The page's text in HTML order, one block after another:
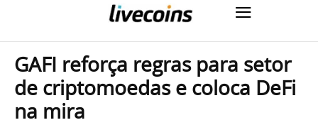
GAFI reforça regras para setor
de criptomoedas e coloca DeFi
na mira